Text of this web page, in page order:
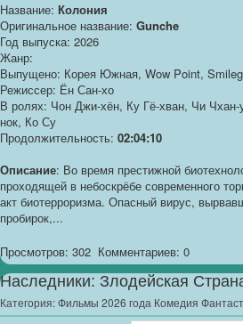
Название: Колония
Оригинальное название: Gunche
Год выпуска: 2026
Жанр:
Выпущено: Корея Южная, Wow Point,
Режиссер: Ён Сан-хо
В ролях: Чон Джи-хён, Ку Гё-хван, Чи
нок, Ко Су
Продолжительность: 02:04:10
Описание: Во время престижной
проходящей в небоскрёбе современного
акт биотерроризма. Опасный вирус,
пробирок,...
Просмотров: 302 Комментариев: 0
Наследники: Злодейская
Категория:Фильмы 2026 года Комедия